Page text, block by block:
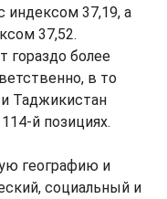
индексом 37,19, а
37,52.
гораздо более
в то
Таджикистан
й позициях.
географию и
социальный и